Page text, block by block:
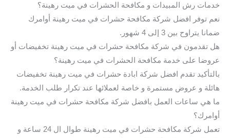
خدمات رش المبيدات و مكافحة الحشرات في ميت رهينة؟
نعم توفر افضل شركة مكافحة حشرات في ميت رهينة أوامرك
ضمانا يتراوح بين 3 إلى 4 شهور.
هل تقدمون في شركة مكافحة حشرات في ميت رهينة تخفيضات أو
عروضا على خدمة مكافحة الحشرات في ميت رهينة؟
بالتأكيد تقدم افضل شركة ابادة حشرات في ميت رهينة تخفيضات
هائلة و عروض مستمرة و خاصة لعملائها عند تكرار طلب الخدمة.
ما هي ساعات العمل بافضل شركة مكافحة حشرات في ميت رهينة
أوامرك؟
تعمل شركة مكافحة حشرات في ميت رهينة طوال ال 24 ساعة و